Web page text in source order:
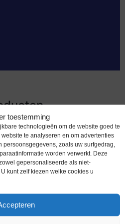
toestemming
technologieën om de website goed te
te analyseren en om advertenties
zoals uw surfgedrag,
worden verwerkt. Deze
gepersonaliseerde als niet-
kunt zelf kiezen welke cookies u